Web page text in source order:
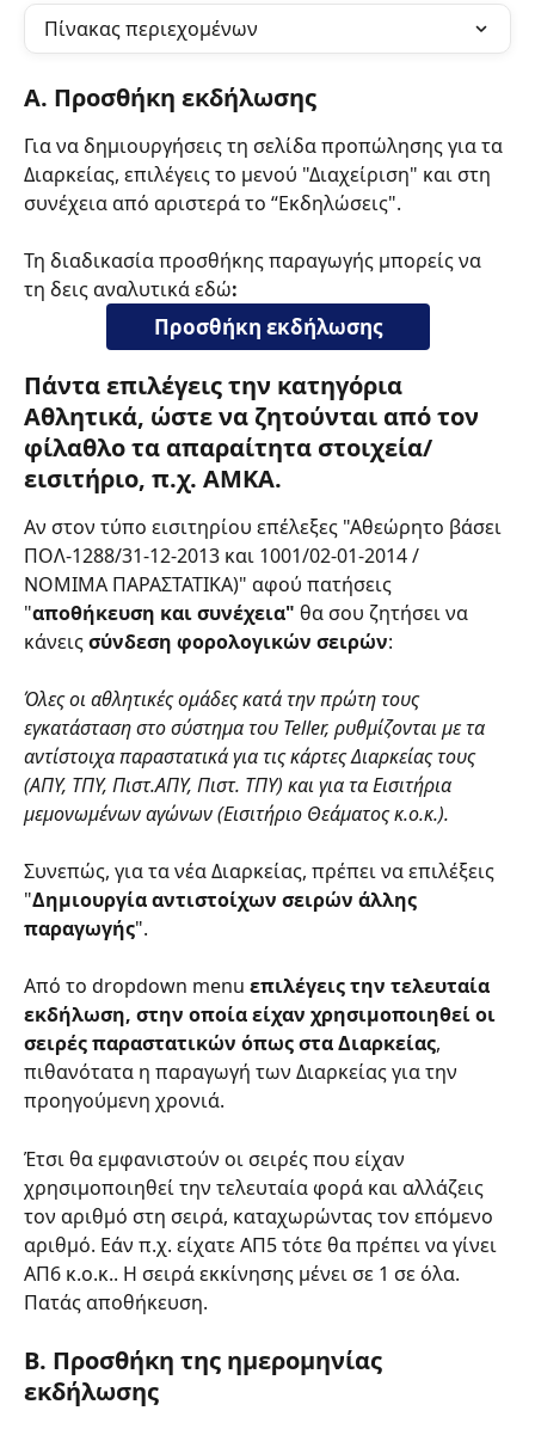
Πίνακας περιεχομένων
Α. Προσθήκη εκδήλωσης
Για να δημιουργήσεις τη σελίδα προπώλησης για τα
Διαρκείας, επιλέγεις το μενού "Διαχείριση" και στη
συνέχεια από αριστερά το “Εκδηλώσεις".
Τη διαδικασία προσθήκης παραγωγής μπορείς να
τη δεις αναλυτικάεδώ:
Προσθήκη εκδήλωσης
Πάντα επιλέγεις την κατηγόρια
Αθλητικά, ώστε να ζητούνται από τον
φίλαθλο τα απαραίτητα στοιχεία/
εισιτήριο, π.χ. ΑΜΚΑ.
Αν στον τύπο εισιτηρίου επέλεξες "Αθεώρητο βάσει
ΠΟΛ-1288/31-12-2013 και 1001/02-01-2014 /
ΝΟΜΙΜΑ ΠΑΡΑΣΤΑΤΙΚΑ)" αφού πατήσεις
"αποθήκευση και συνέχεια" θα σου ζητήσει να
κάνεις σύνδεση φορολογικών σειρών:
Όλες οι αθλητικές ομάδες κατά την πρώτη τους
εγκατάσταση στο σύστημα του Teller, ρυθμίζονται με τα
αντίστοιχα παραστατικά για τις κάρτες Διαρκείας τους
(ΑΠΥ, ΤΠΥ, Πιστ.ΑΠΥ, Πιστ. ΤΠΥ) και για τα Εισιτήρια
μεμονωμένων αγώνων (Εισιτήριο Θεάματος κ.ο.κ.).
Συνεπώς, για τα νέα Διαρκείας, πρέπει να επιλέξεις
"Δημιουργία αντιστοίχων σειρών άλλης
παραγωγής".
Από το dropdown menu επιλέγεις την τελευταία
εκδήλωση, στην οποία είχαν χρησιμοποιηθεί οι
σειρές παραστατικών όπως στα Διαρκείας,
πιθανότατα η παραγωγή των Διαρκείας για την
προηγούμενη χρονιά.
Έτσι θα εμφανιστούν οι σειρές που είχαν
χρησιμοποιηθεί την τελευταία φορά και αλλάζεις
τον αριθμό στη σειρά, καταχωρώντας τον επόμενο
αριθμό. Εάν π.χ. είχατε ΑΠ5 τότε θα πρέπει να γίνει
ΑΠ6 κ.ο.κ.. Η σειρά εκκίνησης μένει σε 1 σε όλα.
Πατάς αποθήκευση.
Β. Προσθήκη της ημερομηνίας
εκδήλωσης